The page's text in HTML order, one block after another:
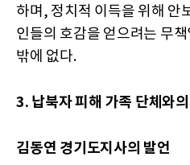
하며, 정치적 이득을 위해 안
인들의 호감을 얻으려는 무
밖에 없다.
3. 납북자 피해 가족 단체와
김동연 경기도지사의 발언